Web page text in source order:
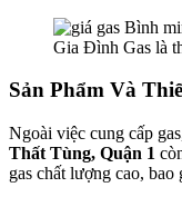
Gia Đình Gas là
Sản Phẩm Và
Ngoài việc cung cấp
Thất Tùng, Quận 1
gas chất lượng cao, bao